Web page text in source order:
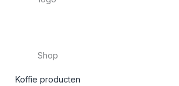
Shop
Koffie producten